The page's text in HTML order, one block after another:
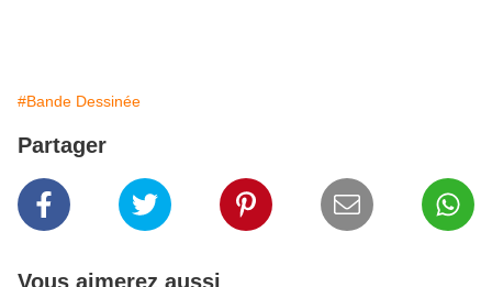
#Bande Dessinée
Partager
Vous aimerez aussi